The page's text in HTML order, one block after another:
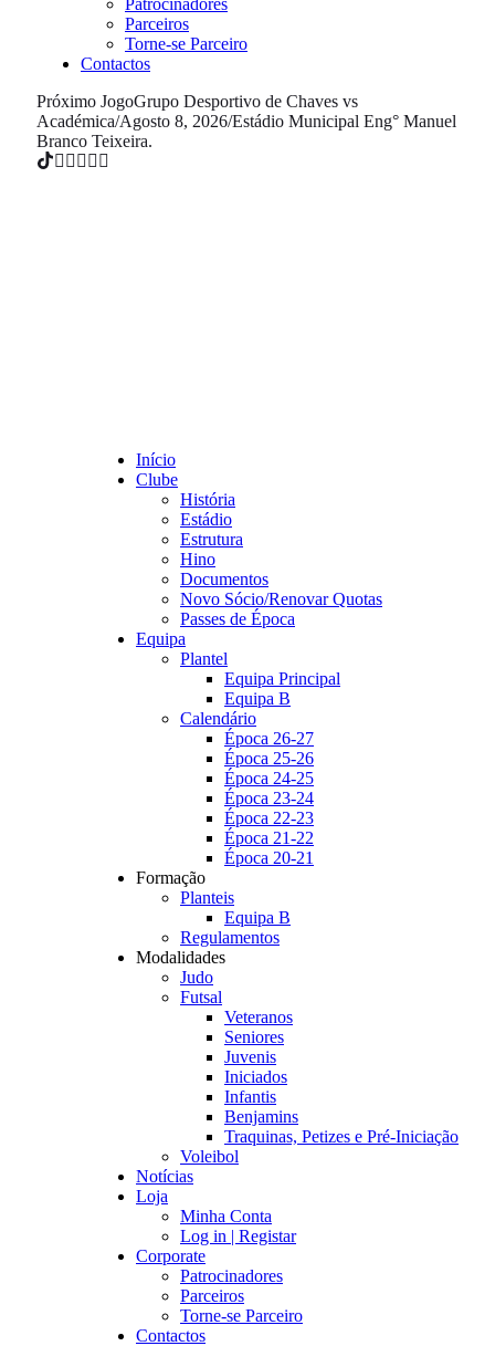
Patrocinadores
Parceiros
Torne-se Parceiro
Contactos
Próximo JogoGrupo Desportivo de Chaves vs
Académica/Agosto 8, 2026/Estádio Municipal Eng° Manuel
Branco Teixeira.
Início
Clube
História
Estádio
Estrutura
Hino
Documentos
Novo Sócio/Renovar Quotas
Passes de Época
Equipa
Plantel
Equipa Principal
Equipa B
Calendário
Época 26-27
Época 25-26
Época 24-25
Época 23-24
Época 22-23
Época 21-22
Época 20-21
Formação
Planteis
Equipa B
Regulamentos
Modalidades
Judo
Futsal
Veteranos
Seniores
Juvenis
Iniciados
Infantis
Benjamins
Traquinas, Petizes e Pré-Iniciação
Voleibol
Notícias
Loja
Minha Conta
Log in | Registar
Corporate
Patrocinadores
Parceiros
Torne-se Parceiro
Contactos